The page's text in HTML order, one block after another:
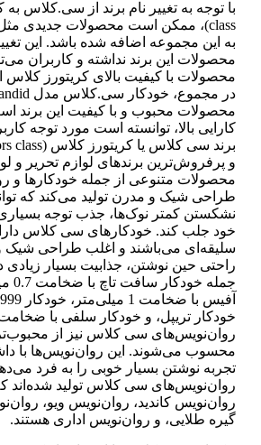
به این مجموعه اضافه شده باشد. این
محصولات این برند نداشته و کاربران
محصولات با کیفیت بالای کریتورز کلاس
محصولات محبوب و با کیفیت این برند
کارایی بالا، توانسته است مورد توجه
و پرفروش‌ترین برندهای لوازم تحریر و
محصولات متنوعی از جمله خودکارها و
طراحی شیک و مدرن تولید می‌کند که
نشکستن کمتر نوک‌ها، جذب توجه
خود جلب کند. خودکارهای سی کلاس
سلیقه‌ای می‌باشند و اغلب طراحی شیک و
راحتی حین نوشتن، جذابیت بسیار زیادی
خودکار تریپل، و خودکار سلفی با ضخامت 0.7 میلی‌متر
روان‌نویس‌های سی کلاس نیز از
محسوب می‌شوند. این روان‌نویس‌ها با
تجربه نوشتن بسیار خوبی را به فرد
روان‌نویس‌های سی کلاس تولید شده‌اند
روان‌نویس کاندید، روان‌نویس ویو،
گیره طلایی، و روان‌نویس اداری هستند.